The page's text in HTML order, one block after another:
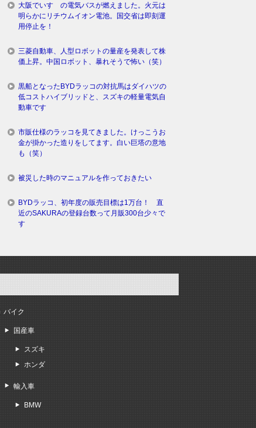
大阪でいすゞの電気バスが燃えました。火元は
明らかにリチウムイオン電池。国交省は即刻運
用停止を！
三菱自動車、人型ロボットの量産を発表して株
価上昇。中国ロボット、暴れそうで怖い（笑）
黒船となったBYDラッコの対抗馬はダイハツの
低コストハイブリッドと、スズキの軽量電気自
動車です
市販仕様のラッコを見てきました。けっこうお
金が掛かった造りをしてます。白い巨塔の意地
も（笑）
被災した時のマニュアルを作っておきたい
BYDラッコ、初年度の販売目標は1万台！ 直
近のSAKURAの登録台数って月販300台少々で
す
バイク
国産車
スズキ
ホンダ
輸入車
BMW